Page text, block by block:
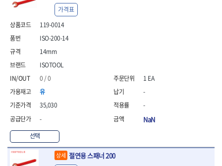
- 파워렌치
- 드릴척아답타
- 조인트플러그소켓
- 옵셋렌치
- 소켓홀더
- 클라이밍비트
- 토크아답타
- 비트소켓세트
- 일자비트
- 임팩별비트
- 임팩일자비트
- 임팩포지비트
- 임팩십자비트
- 십자비트
119-0014
ISOTOOL
0 / 0
유
35,030
-
선택
ISO-200-14
14mm
가격표
1 EA
-
-
NaN
상세 절연용 스패너 200